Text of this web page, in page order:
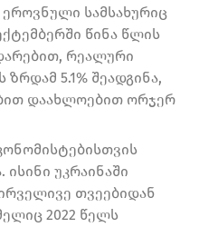
სამსახურიც
წინა წლის
რეალური
5.1% შეადგინა,
დაახლოებით ორჯერ
უკრაინაში
თვეებიდან
2022 წელს